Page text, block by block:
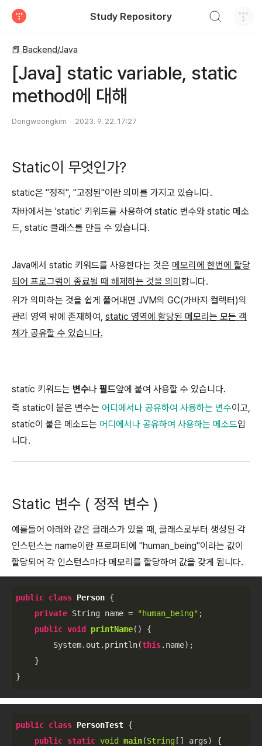
Study Repository
📕 Backend/Java
[Java] static variable, static
method에 대해
Dongwoongkim 2023. 9. 22. 17:27
Static이 무엇인가?
static은 "정적", "고정된"이란 의미를 가지고 있습니다.
자바에서는 'static' 키워드를 사용하여 static 변수와 static 메소
드, static 클래스를 만들 수 있습니다.
Java에서 static 키워드를 사용한다는 것은 메모리에 한번에 할당
되어 프로그램이 종료될 때 해제하는 것을 의미 합니다.
위가 의미하는 것을 쉽게 풀어내면 JVM의 GC(가바지 컬렉터)의
관리 영역 밖에 존재하여, static 영역에 할당된 메모리는 모든 객
체가 공유할 수 있습니다.
static 키워드는 변수나 필드앞에 붙여 사용할 수 있습니다.
즉 static이 붙은 변수는 어디에서나 공유하여 사용하는 변수이고,
static이 붙은 메소드는 어디에서나 공유하여 사용하는 메소드입
니다.
Static 변수 ( 정적 변수 )
예를들어 아래와 같은 클래스가 있을 때, 클래스로부터 생성된 각
인스턴스는 name이란 프로퍼티에 "human_being"이라는 값이
할당되어 각 인스턴스마다 메모리를 할당하여 값을 갖게 됩니다.
public class Person {
private String name = "human_being" ;
public void printName()
{
        System.out.println(
this.name);
    }
}
public class PersonTest {
public static void main(String [] args)
{